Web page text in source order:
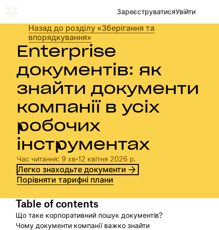
ЗареєструватисяУвійти
Назад до розділу «Зберігання та
впорядкування»
Enterprise
документів: як
знайти документи
компанії в усіх
робочих
інструментах
Час читання: 9 хв•12 квітня 2026 р.
Легко знаходьте документи
Порівняти тарифні плани
Table of contents
Що таке корпоративний пошук документів?
Чому документи компанії важко знайти